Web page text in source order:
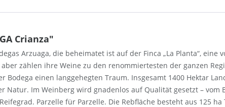
Crianza"
Arzuaga, die beheimatet ist auf der Finca „La Planta“, eine
zählen ihre Weine zu den renommiertesten der ganzen
einen langgehegten Traum. Insgesamt 1400 Hektar
Im Weinberg wird gnadenlos auf Qualität gesetzt – vom
Parzelle für Parzelle. Die Rebfläche besteht aus 125